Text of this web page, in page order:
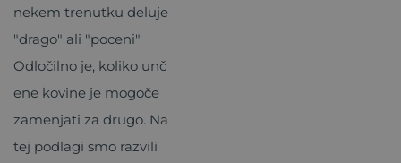
nekem trenutku deluje
"drago" ali "poceni"
Odločilno je, koliko unč
ene kovine je mogoče
zamenjati za drugo. Na
tej podlagi smo razvili